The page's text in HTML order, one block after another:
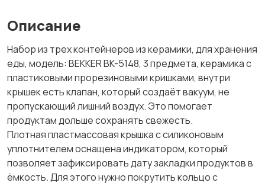
Описание
Набор из трех контейнеров из керамики, для хранения
еды, модель: BEKKER BK-5148, 3 предмета, керамика с
пластиковыми прорезиновыми кришками, внутри
крышек есть клапан, который создаёт вакуум, не
пропускающий лишний воздух. Это помогает
продуктам дольше сохранять свежесть.
Плотная пластмассовая крышка с силиконовым
уплотнителем оснащена индикатором, который
позволяет зафиксировать дату закладки продуктов в
ёмкость. Для этого нужно покрутить кольцо с